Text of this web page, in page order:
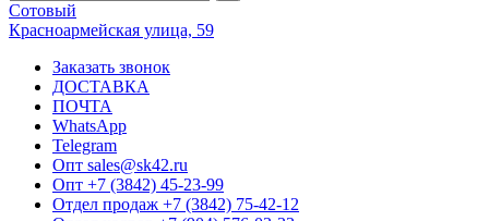
Сотовый
Красноармейская улица, 59
Заказать звонок
ДОСТАВКА
ПОЧТА
WhatsApp
Telegram
Опт sales@sk42.ru
Опт +7 (3842) 45-23-99
Отдел продаж +7 (3842) 75-42-12